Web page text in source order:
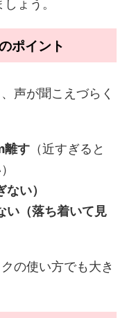
ょう。
ポイント
声が聞こえづらく
離す（近すぎると
い）
い（落ち着いて見
の使い方でも大き